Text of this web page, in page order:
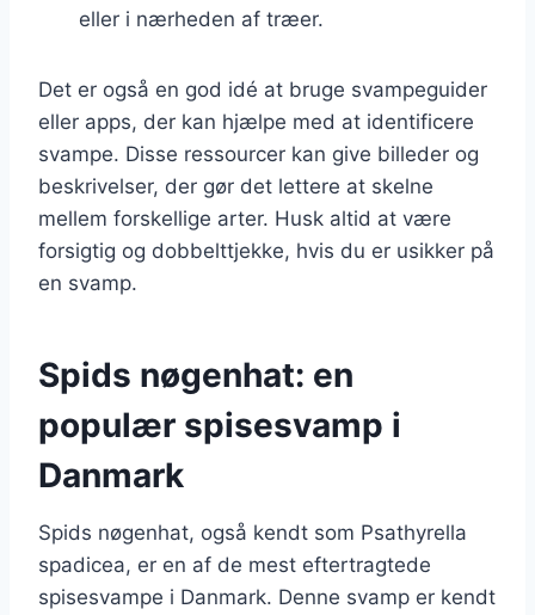
eller i nærheden af træer.
Det er også en god idé at bruge svampeguider
eller apps, der kan hjælpe med at identificere
svampe. Disse ressourcer kan give billeder og
beskrivelser, der gør det lettere at skelne
mellem forskellige arter. Husk altid at være
forsigtig og dobbelttjekke, hvis du er usikker på
en svamp.
Spids nøgenhat: en
populær spisesvamp i
Danmark
Spids nøgenhat, også kendt som Psathyrella
spadicea, er en af de mest eftertragtede
spisesvampe i Danmark. Denne svamp er kendt